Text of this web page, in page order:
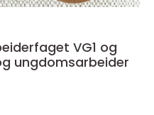
VG1 og
ungdomsarbeider